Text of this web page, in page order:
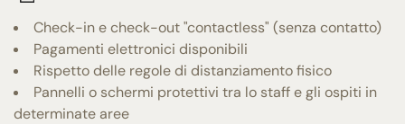
Check-in e check-out "contactless" (senza contatto)
Pagamenti elettronici disponibili
Rispetto delle regole di distanziamento fisico
Pannelli o schermi protettivi tra lo staff e gli ospiti in
determinate aree